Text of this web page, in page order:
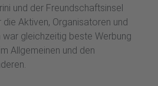
und der Freundschaftsinsel
Aktiven, Organisatoren und
gleichzeitig beste Werbung
Allgemeinen und den